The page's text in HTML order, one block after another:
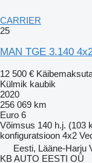
CARRIER
25
MAN TGE 3.140
12 500 €
Külmik kaubik
2020
256 069 km
Euro 6
Võimsus 140 h.j. (103
konfiguratsioon 4x2
Eesti, Lääne-Harju
KB AUTO EESTI OÜ